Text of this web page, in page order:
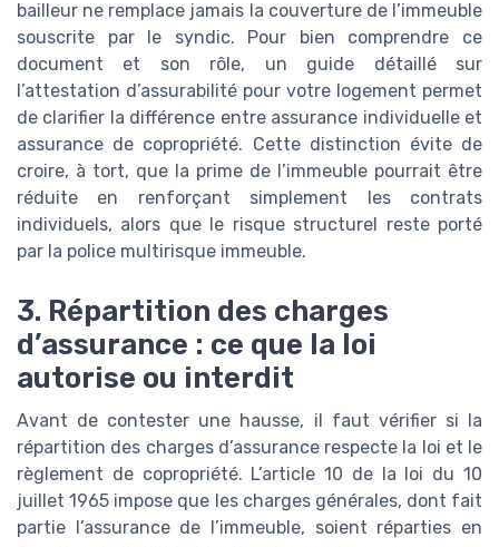
bailleur ne remplace jamais la couverture de l’immeuble
souscrite par le syndic. Pour bien comprendre ce
document et son rôle, un guide détaillé sur
l’attestation d’assurabilité pour votre logement permet
de clarifier la différence entre assurance individuelle et
assurance de copropriété. Cette distinction évite de
croire, à tort, que la prime de l’immeuble pourrait être
réduite en renforçant simplement les contrats
individuels, alors que le risque structurel reste porté
par la police multirisque immeuble.
3. Répartition des charges
d’assurance : ce que la loi
autorise ou interdit
Avant de contester une hausse, il faut vérifier si la
répartition des charges d’assurance respecte la loi et le
règlement de copropriété. L’article 10 de la loi du 10
juillet 1965 impose que les charges générales, dont fait
partie l’assurance de l’immeuble, soient réparties en